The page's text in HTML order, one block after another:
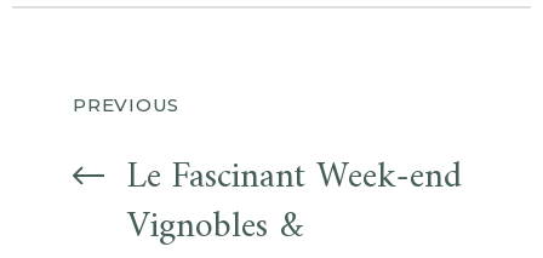
PREVIOUS
Le Fascinant Week-end
Vignobles &